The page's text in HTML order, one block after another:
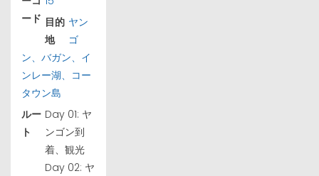
ード 目的
地
ヤン
ゴ
ン、バガン、イ
ンレー湖、コー
タウン島
ルー
ト
Day 01: ヤ
ンゴン到
着、観光
Day 02: ヤ